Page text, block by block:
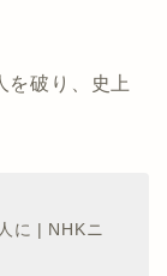
を破り、史上
に | NHKニ